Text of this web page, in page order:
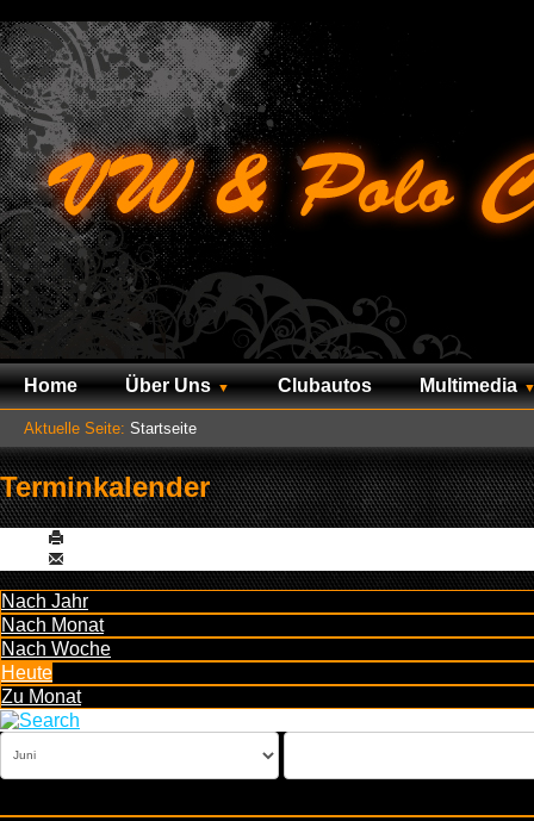
Home Über Uns Clubautos Multimedia
Aktuelle Seite: Startseite
Terminkalender
Nach Jahr
Nach Monat
Nach Woche
Heute
Zu Monat